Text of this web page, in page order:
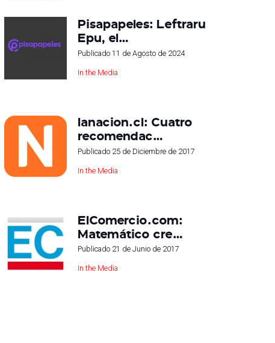
Pisapapeles: Leftraru
Epu, el…
Publicado 11 de Agosto de 2024
In the Media
lanacion.cl: Cuatro
recomendac…
Publicado 25 de Diciembre de 2017
In the Media
ElComercio.com:
Matemático cre…
Publicado 21 de Junio de 2017
In the Media